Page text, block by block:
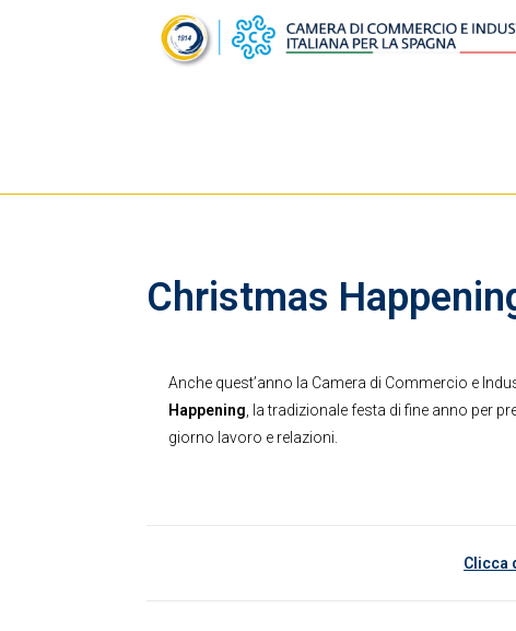
Christmas
Anche quest’anno la Camera di Commercio e
Happening, la tradizionale festa di fine anno per
giorno lavoro e relazioni.
Clicca